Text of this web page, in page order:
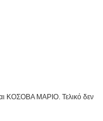
ΚΟΣΟΒΑ ΜΑΡΙΟ. Τελικό δεν